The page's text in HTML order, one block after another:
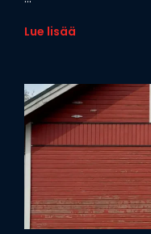
Lue lisää